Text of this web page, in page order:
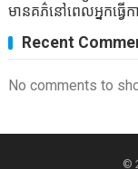
មានគភ៌នៅពេលអ្នកធ្វើកា
Recent
No comments to
©